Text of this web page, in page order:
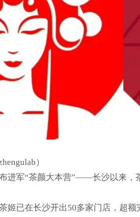
）
进军“茶颜大本营”——长沙以来，
姬已在长沙开出50多家门店，超